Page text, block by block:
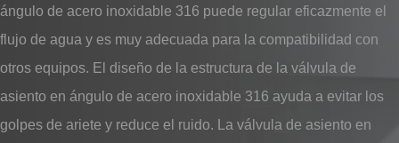
ángulo de acero inoxidable 316 puede regular eficazmente el
flujo de agua y es muy adecuada para la compatibilidad con
otros equipos. El diseño de la estructura de la válvula de
asiento en ángulo de acero inoxidable 316 ayuda a evitar los
golpes de ariete y reduce el ruido. La válvula de asiento en